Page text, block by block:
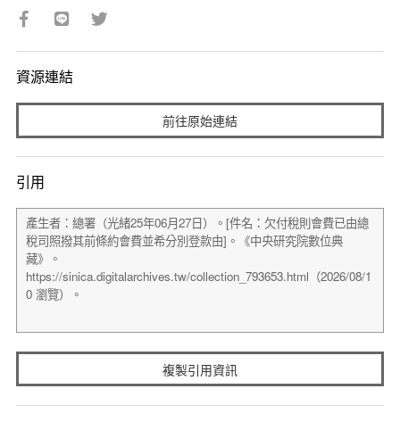
資源連結
前往原始連結
引用
複製引用資訊